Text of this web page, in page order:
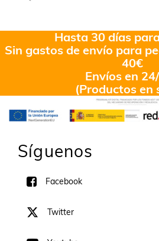
Hasta 30 días
Sin gastos de envío para
40€
Envíos en
(Productos en
Síguenos
Facebook
Twitter